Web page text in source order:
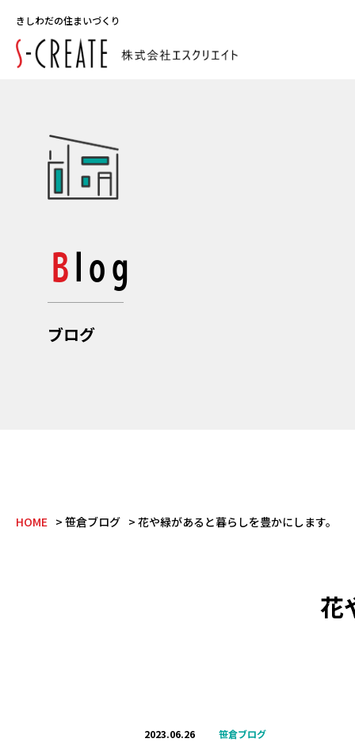
きしわだの住まいづくり
Blog
ブログ
HOME 笹倉ブログ 花や緑があると暮らしを豊かにします。
花
2023.06.26 笹倉ブログ